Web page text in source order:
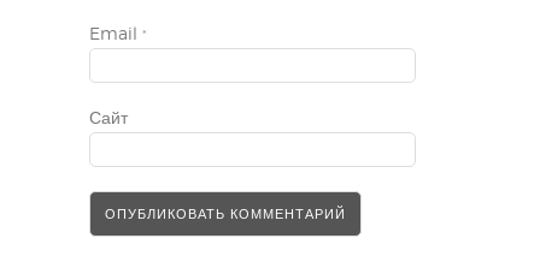
Email *
Сайт